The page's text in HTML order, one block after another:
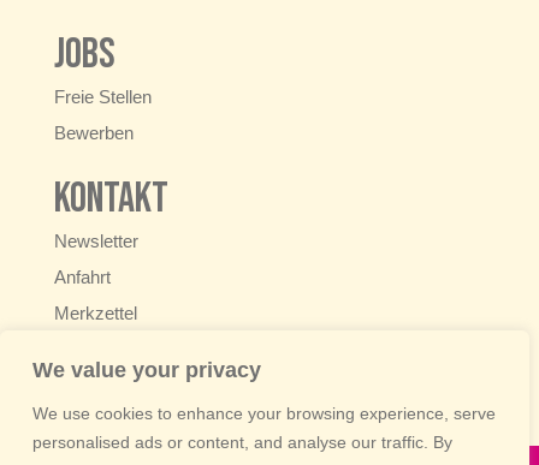
We value your privacy
We use cookies to enhance your browsing experience, serve
personalised ads or content, and analyse our traffic. By
Jobs
Freie Stellen
Bewerben
Kontakt
Newsletter
Anfahrt
Merkzettel
info@schaedels-beilagen.de